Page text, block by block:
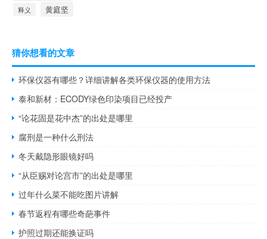
释义 黄庭坚
猜你想看的文章
环保仪器有哪些？详细讲解各类环保仪器的使用方法
泰和新材：ECODY绿色印染项目已经投产
“论花固是花中杰”的出处是哪里
腐刑是一种什么刑法
冬天戴隐形眼镜好吗
“从臣赐对论宫市”的出处是哪里
过年什么菜不能吃图片讲解
春节返程有哪些奇葩事件
护照过期还能换证吗